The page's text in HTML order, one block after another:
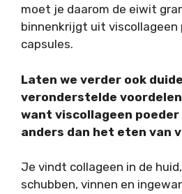
moet je daarom de eiwit
binnenkrijgt uit viscollageen
capsules.
Laten we verder ook
veronderstelde
want viscollageen
anders dan het eten van
Je vindt collageen in de
schubben, vinnen en